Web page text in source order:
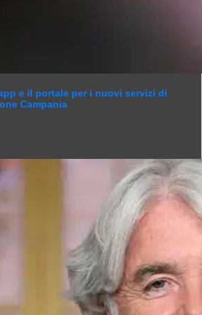
e il portale per i nuovi servizi di
Campania